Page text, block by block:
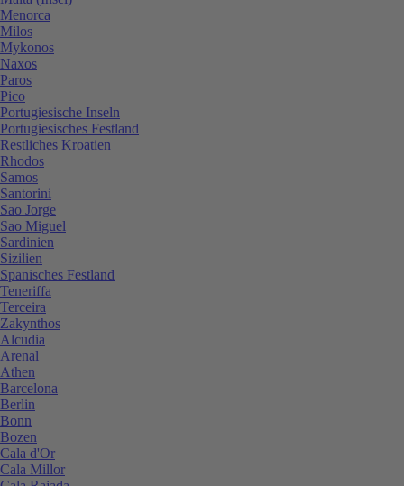
Menorca
Milos
Mykonos
Naxos
Paros
Pico
Portugiesische Inseln
Portugiesisches Festland
Restliches Kroatien
Rhodos
Samos
Santorini
Sao Jorge
Sao Miguel
Sardinien
Sizilien
Spanisches Festland
Teneriffa
Terceira
Zakynthos
Alcudia
Arenal
Athen
Barcelona
Berlin
Bonn
Bozen
Cala d'Or
Cala Millor